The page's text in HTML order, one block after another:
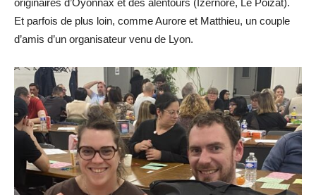
Et parfois de plus loin, comme Aurore et Matthieu, un couple
d’amis d’un organisateur venu de Lyon.